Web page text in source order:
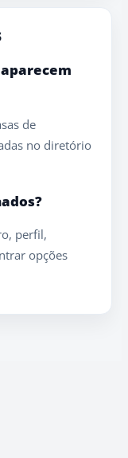
de
no diretório
perfil,
opções